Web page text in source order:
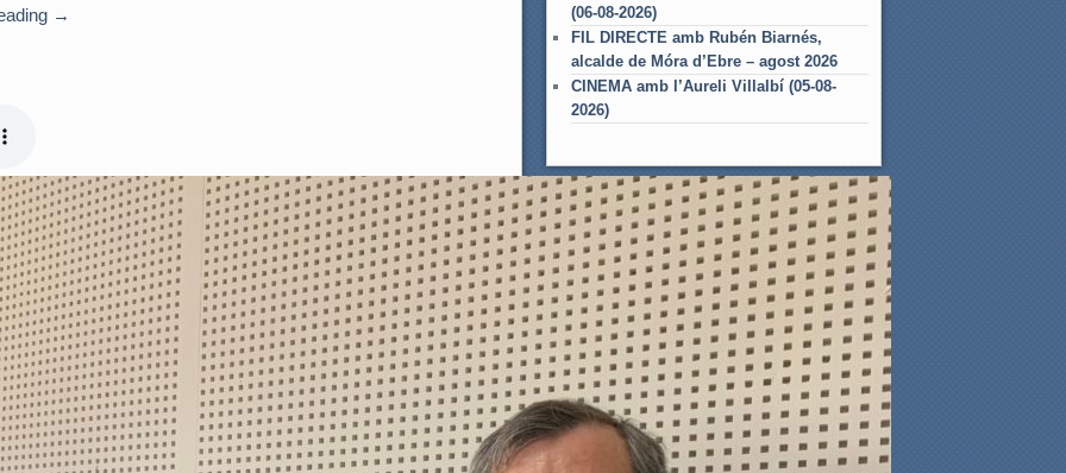
→
(06-08-2026)
FIL DIRECTE amb Rubén Biarnés,
alcalde de Móra d’Ebre – agost 2026
CINEMA amb l’Aureli Villalbí (05-08-
2026)